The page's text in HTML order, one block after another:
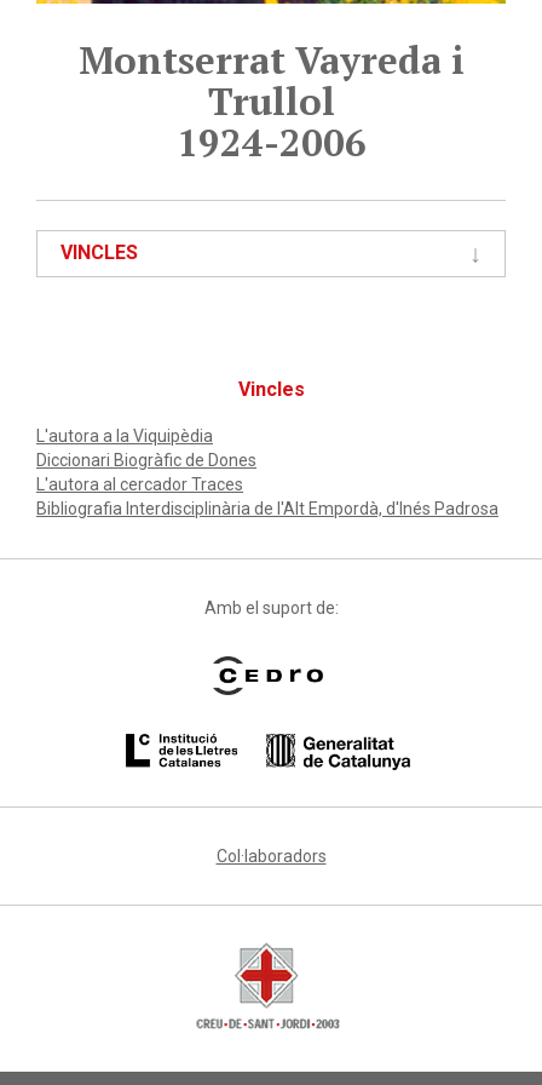
Montserrat Vayreda i
Trullol
1924-2006
VINCLES
Vincles
L'autora a la Viquipèdia
Diccionari Biogràfic de Dones
L'autora al cercador Traces
Bibliografia Interdisciplinària de l'Alt Empordà, d'Inés Padrosa
Amb el suport de:
Col·laboradors